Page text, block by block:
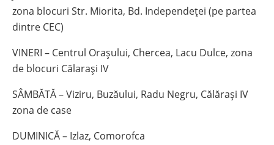
zona blocuri Str. Miorita, Bd. Independeței (pe partea
dintre CEC)
VINERI – Centrul Orașului, Chercea, Lacu Dulce, zona
de blocuri Călarași IV
SÂMBĂTĂ – Viziru, Buzăului, Radu Negru, Călărași IV
zona de case
DUMINICĂ – Izlaz, Comorofca